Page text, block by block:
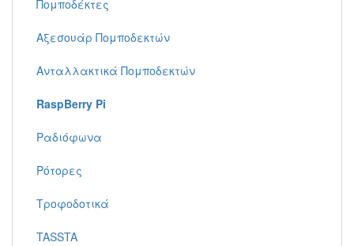
Πομποδέκτες
Αξεσουάρ Πομποδεκτών
Ανταλλακτικά Πομποδεκτών
RaspBerry Pi
Ραδιόφωνα
Ρότορες
Τροφοδοτικά
TASSTA